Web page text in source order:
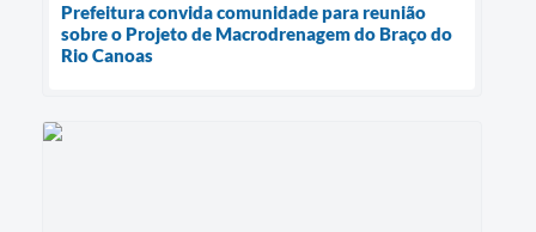
Prefeitura convida comunidade para reunião
sobre o Projeto de Macrodrenagem do Braço do
Rio Canoas